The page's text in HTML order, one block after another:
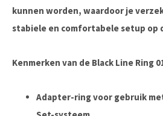
kunnen worden, waardoor je
stabiele en comfortabele setup op
Kenmerken van de Black Line Ring
Adapter-ring voor gebruik